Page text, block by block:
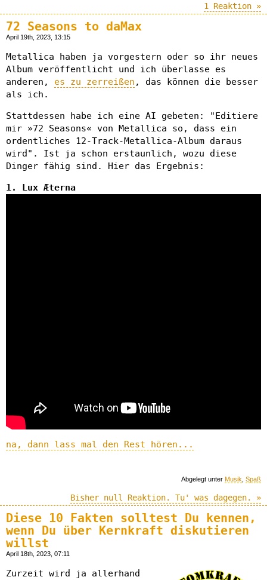
1 Reaktion »
72 Seasons to daMax
April 19th, 2023, 13:15
Metallica haben ja vorgestern oder so ihr neues
Album veröffentlicht und ich überlasse es
anderen, es zu zerreißen , das können die besser
als ich.
Stattdessen habe ich eine AI gebeten: "Editiere
mir »72 Seasons« von Metallica so, dass ein
ordentliches 12-Track-Metallica-Album daraus
wird". Ist ja schon erstaunlich, wozu diese
Dinger fähig sind. Hier das Ergebnis:
1. Lux Æterna
na, dann lass mal den Rest hören...
Abgelegt unter Musik Spaß
Bisher null Reaktion. Tu' was dagegen. »
Diese 10 Fakten solltest Du kennen,
wenn Du über Kernkraft diskutieren
willst
April 18th, 2023, 07:11
Zurzeit wird ja allerhand